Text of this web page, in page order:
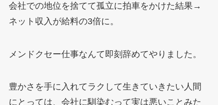
会社での地位を捨てて孤立に拍車をかけた結果→
ネット収入が給料の3倍に。
メンドクセー仕事なんて即刻辞めてやりました。
豊かさを手に入れてラクして生きていきたい人間
にとっては、会社に馴染むって実は悪いことみた